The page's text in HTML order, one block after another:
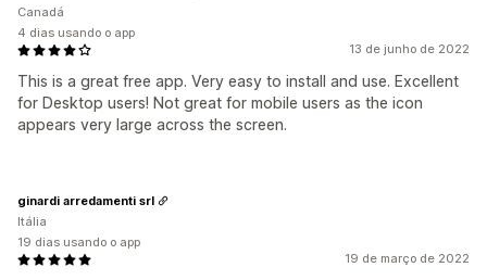
13 de junho de 2022
This is a great free app. Very easy to install and use. Excellent
for Desktop users! Not great for mobile users as the icon
appears very large across the screen.
Canadá
4 dias usando o app
19 de março de 2022
ginardi arredamenti srl
Itália
19 dias usando o app